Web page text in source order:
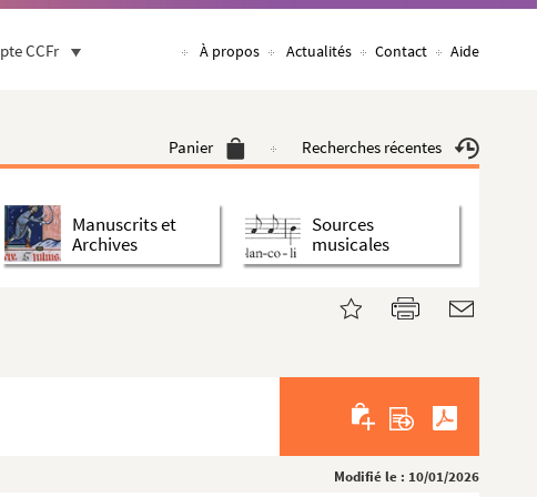
CCFr À propos Actualités Contact Aide
Panier Recherches récentes
Manuscrits et
Archives
Sources
musicales
Modifié le : 10/01/2026